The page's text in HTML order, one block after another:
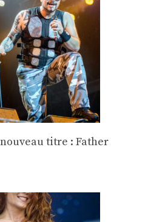
titre : Father